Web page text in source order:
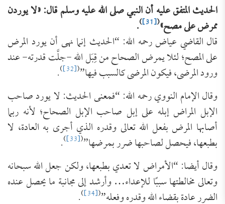
الحديث المتفق عليه أن النبي صلى الله عليه وسلم قال: «لا يوردن
ممرض على مصح»(
[31]
)
.
قال القاضي عياض رحمه الله: “الحديث إنما نهى أن يورد المرض
على المصح؛ لئلا يمرض الصحاح من قِبَل الله -جلَّت قدرته- عند
ورود المرضى، فيكون المرضى كالسبب فيها”(
[32]
)
.
وقال الإمام النووي رحمه الله: “فمعنى الحديث: لا يورد صاحب
الإبل المراض إبله على إبل صاحب الإبل الصحاح؛ لأنه ربما
أصابها المرض بفعل الله تعالى وقدره الذي أجرى به العادة، لا
بطبعها، فيحصل لصاحبها ضرر بمرضها”(
[33]
)
.
وقال أيضا: “الأمراض لا تعدي بطبعها، ولكن جعل الله سبحانه
وتعالى مخالطتها سببًا للإعداء… وأرشد إلى مجانبة ما يحصل عنده
الضرر عادة بقضاء الله وقدره وفعله”(
[34]
)
.